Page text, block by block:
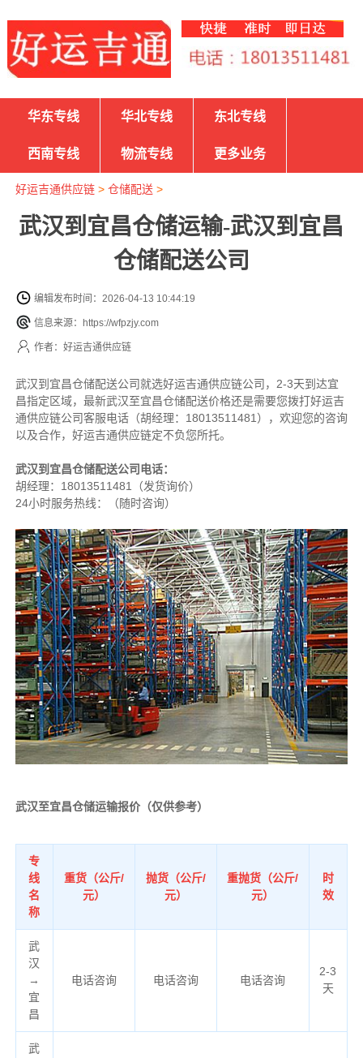
华东专线 华北专线 东北专线
西南专线 物流专线 更多业务
好运吉通供应链> 仓储配送>
武汉到宜昌仓储运输-武汉到宜昌
仓储配送公司
编辑发布时间：2026-04-13 10:44:19
信息来源：https://wfpzjy.com
作者：好运吉通供应链
武汉到宜昌仓储配送公司就选好运吉通供应链公司，2-3天到达宜
昌指定区域，最新武汉至宜昌仓储配送价格还是需要您拨打好运吉
通供应链公司客服电话（胡经理：18013511481），欢迎您的咨询
以及合作，好运吉通供应链定不负您所托。
武汉到宜昌仓储配送公司电话：
胡经理： 18013511481
（发货询价）
24小时服务热线：（随时咨询）
武汉至宜昌仓储运输报价（仅供参考）
专
线
名
称
重货（公斤/
元）
抛货（公斤/
元）
重抛货（公斤/
元）
时
效
武
汉
→
宜
昌
电话咨询 电话咨询 电话咨询
2-3
天
武